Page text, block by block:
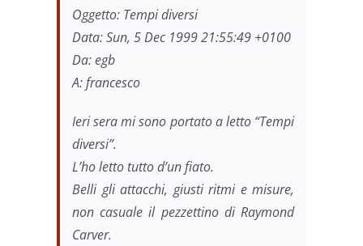
Oggetto: Tempi diversi
Data: Sun, 5 Dec 1999 21:55:49 +0100
Da: egb
A: francesco
Ieri sera mi sono portato a letto “Tempi
diversi”.
L’ho letto tutto d’un fiato.
Belli gli attacchi, giusti ritmi e misure,
non casuale il pezzettino di Raymond
Carver.